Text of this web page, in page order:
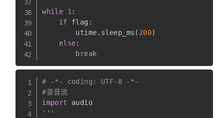
while 1 :
if flag :
        utime
. sleep_ms ( 200)
else:
break
# -*- coding: UTF-8 -*-
#录音流
import
'''